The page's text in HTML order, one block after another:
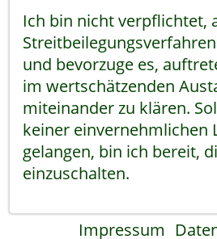
Ich bin nicht verpflichtet,
und bevorzuge es,
im wertschätzenden
miteinander zu klären.
keiner einvernehmlichen
gelangen, bin ich bereit,
einzuschalten.
Impressum